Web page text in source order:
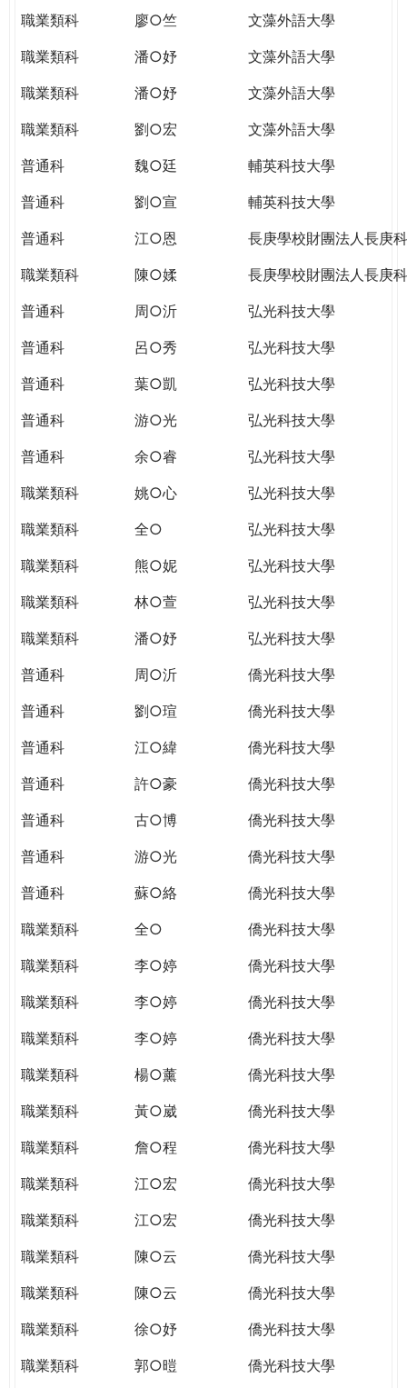
職業類科 廖○竺
文藻外語大學
職業類科
潘○妤
文藻外語大學
職業類科
潘○妤
文藻外語大學
職業類科
劉○宏
文藻外語大學
普通科
魏○廷
輔英科技大學
普通科
劉○宣
輔英科技大學
普通科
江○恩
長庚學校財團法人長庚
職業類科
陳○媃
長庚學校財團法人長庚
普通科
周○沂
弘光科技大學
普通科
呂○秀
弘光科技大學
普通科
葉○凱
弘光科技大學
普通科
游○光
弘光科技大學
普通科
余○睿
弘光科技大學
職業類科
姚○心
弘光科技大學
職業類科
全○
弘光科技大學
職業類科
熊○妮
弘光科技大學
職業類科
林○萱
弘光科技大學
職業類科
潘○妤
弘光科技大學
普通科
周○沂
僑光科技大學
普通科
劉○瑄
僑光科技大學
普通科
江○緯
僑光科技大學
普通科
許○豪
僑光科技大學
普通科
古○博
僑光科技大學
普通科
游○光
僑光科技大學
普通科
蘇○絡
僑光科技大學
職業類科
全○
僑光科技大學
職業類科
李○婷
僑光科技大學
職業類科
李○婷
僑光科技大學
職業類科
李○婷
僑光科技大學
職業類科
楊○薰
僑光科技大學
職業類科
黃○崴
僑光科技大學
職業類科
詹○程
僑光科技大學
職業類科
江○宏
僑光科技大學
職業類科
江○宏
僑光科技大學
職業類科
陳○云
僑光科技大學
職業類科
陳○云
僑光科技大學
職業類科
徐○妤
僑光科技大學
職業類科
郭○暟
僑光科技大學